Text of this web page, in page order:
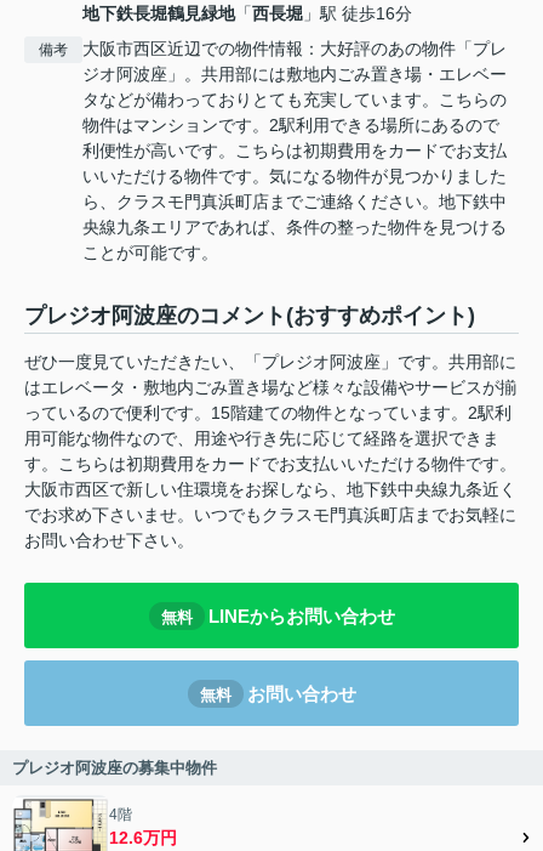
地下鉄長堀鶴見緑地「西長堀 」駅 徒歩16分
備考
大阪市西区近辺での物件情報：大好評のあの物件「プレ
ジオ阿波座」。共用部には敷地内ごみ置き場・エレベー
タなどが備わっておりとても充実しています。こちらの
物件はマンションです。2駅利用できる場所にあるので
利便性が高いです。こちらは初期費用をカードでお支払
いいただける物件です。気になる物件が見つかりました
ら、クラスモ門真浜町店までご連絡ください。地下鉄中
央線九条エリアであれば、条件の整った物件を見つける
ことが可能です。
プレジオ阿波座のコメント(おすすめポイント)
ぜひ一度見ていただきたい、「プレジオ阿波座」です。共用部に
はエレベータ・敷地内ごみ置き場など様々な設備やサービスが揃
っているので便利です。15階建ての物件となっています。2駅利
用可能な物件なので、用途や行き先に応じて経路を選択できま
す。こちらは初期費用をカードでお支払いいただける物件です。
大阪市西区で新しい住環境をお探しなら、地下鉄中央線九条近く
でお求め下さいませ。いつでもクラスモ門真浜町店までお気軽に
お問い合わせ下さい。
無料 LINEからお問い合わせ
無料 お問い合わせ
プレジオ阿波座の募集中物件
4階
12.6万円